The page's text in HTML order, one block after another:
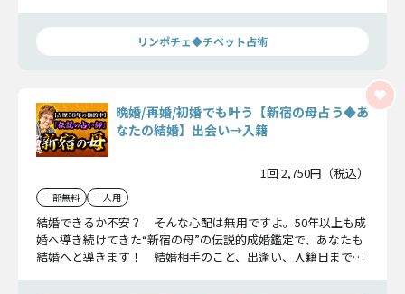
リンポチェ◆チベット占術
晩婚/再婚/初婚でも叶う【新宿の母占う◆あ
なたの結婚】出会い→入籍
1回 2,750円（税込）
一部無料 一人用
結婚できるか不安？ そんな心配は無用ですよ。50年以上も成
婚へ導き続けてきた“新宿の母”の伝説的成婚鑑定で、あなたも
結婚へと導きます！ 結婚相手のこと、出逢い、入籍日まで、